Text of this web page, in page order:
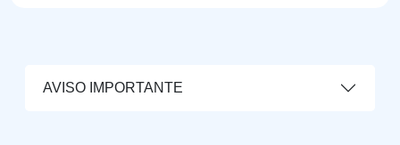
AVISO IMPORTANTE